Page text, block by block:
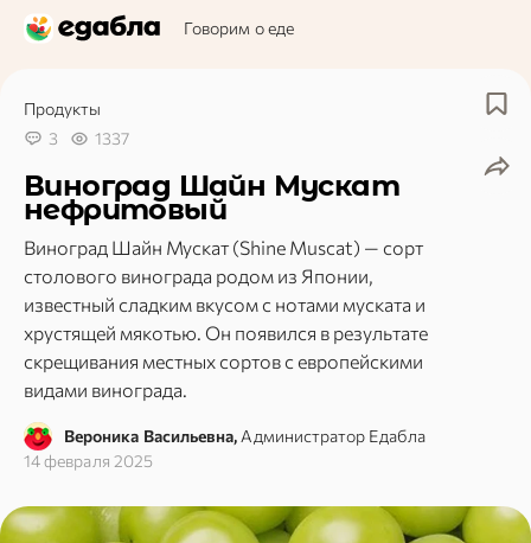
Говорим о еде
Продукты
3
1337
Виноград Шайн Мускат
нефритовый
Виноград Шайн Мускат (Shine Muscat) — сорт
столового винограда родом из Японии,
известный сладким вкусом с нотами муската и
хрустящей мякотью. Он появился в результате
скрещивания местных сортов с европейскими
видами винограда.
Вероника Васильевна, Администратор Едабла
14 февраля 2025